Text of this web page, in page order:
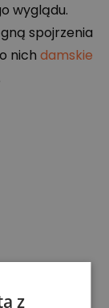
wyglądu.
spojrzenia
nich damskie
z